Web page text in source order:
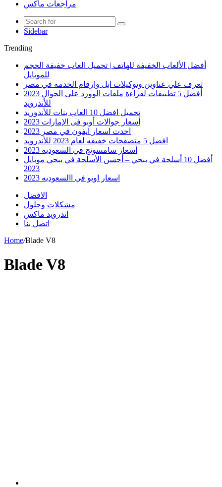
مراجعات ماكس
Sidebar
Trending
أفضل الألعاب الخفيفة للهاتف | تحميل العاب خفيفة الحجم
للموبايل
تعرف علي عناوين وتوكيلات ابل وارقام الخدمه في مصر
أفضل 5 تطبيقات لقراءة ملفات الوورد على الجوال 2023
للأندرويد
تحميل افضل 10 العاب بنات للأندوريد
أسعار جوالات أوبو فى الإمارات 2023
احدث اسعار ايفون في مصر 2023
افضل 5 متصفحات خفيفه لعام 2023 للأندرويد
أسعار سامسونج في السعوديه 2023
أفضل 10 أسلحة في ببجي – أحسن الأسلحة في ببجي موبايل
2023
اسعار اوبو في االسعوديه 2023
الافضل
مشكلات وحلول
اندرويد ماكس
اتصل بنا
Home/Blade V8
Blade V8